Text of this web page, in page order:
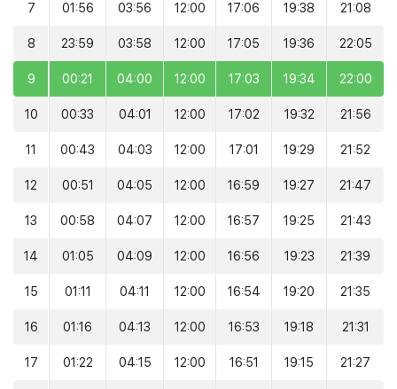
7 01:56 03:56 12:00 17:06 19:38 21:08
8 23:59 03:58 12:00 17:05 19:36 22:05
9 00:21 04:00 12:00 17:03 19:34 22:00
10 00:33 04:01 12:00 17:02 19:32 21:56
11 00:43 04:03 12:00 17:01 19:29 21:52
12 00:51 04:05 12:00 16:59 19:27 21:47
13 00:58 04:07 12:00 16:57 19:25 21:43
14 01:05 04:09 12:00 16:56 19:23 21:39
15 01:11 04:11 12:00 16:54 19:20 21:35
16 01:16 04:13 12:00 16:53 19:18 21:31
17 01:22 04:15 12:00 16:51 19:15 21:27